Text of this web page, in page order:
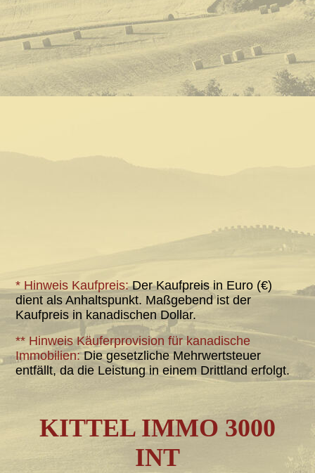
* Hinweis Kaufpreis:Der Kaufpreis in Euro (€)
dient als Anhaltspunkt. Maßgebend ist der
Kaufpreis in kanadischen Dollar.
** Hinweis Käuferprovision für kanadische
Immobilien:Die gesetzliche Mehrwertsteuer
entfällt, da die Leistung in einem Drittland erfolgt.
KITTEL IMMO 3000
INT